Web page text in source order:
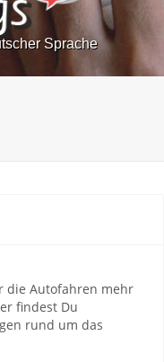
Sprache
die Autofahren mehr
findest Du
rund um das